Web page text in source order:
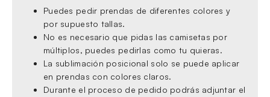
Puedes pedir prendas de diferentes colores y
por supuesto tallas.
No es necesario que pidas las camisetas por
múltiplos, puedes pedirlas como tu quieras.
La sublimación posicional solo se puede aplicar
en prendas con colores claros.
Durante el proceso de pedido podrás adjuntar el